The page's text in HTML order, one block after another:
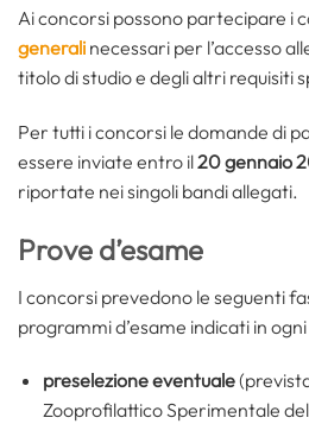
Ai concorsi possono partecipare i
generali necessari per l’accesso
titolo di studio e degli altri requisiti
Per tutti i concorsi le domande di
essere inviate entro il20 gennaio
riportate nei singoli bandi allegati.
Prove d’esame
I concorsi prevedono le seguenti
programmi d’esame indicati in
preselezione eventuale
Zooprofilattico Sperimentale